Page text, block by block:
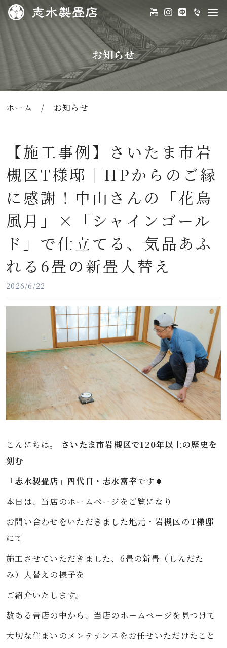
お知らせ
ホーム / お知らせ
【施工事例】さいたま市岩
槻区T様邸｜HPからのご縁
に感謝！中山さんの「花鳥
風月」×「シャインゴール
ド」で仕立てる、気品あふ
れる6畳の新畳入替え
2026/6/22
こんにちは。 さいたま市岩槻区で120年以上の歴史を
刻む
「志水製畳店」四代目・志水富幸です🍀
本日は、当店のホームページをご覧になり
お問い合わせをいただきました地元・岩槻区のT様邸
にて
施工させていただきました、6畳の新畳（しんだた
み）入替えの様子を
ご紹介いたします。
数ある畳店の中から、当店のホームページを見つけて
大切な住まいのメンテナンスをお任せいただけたこと